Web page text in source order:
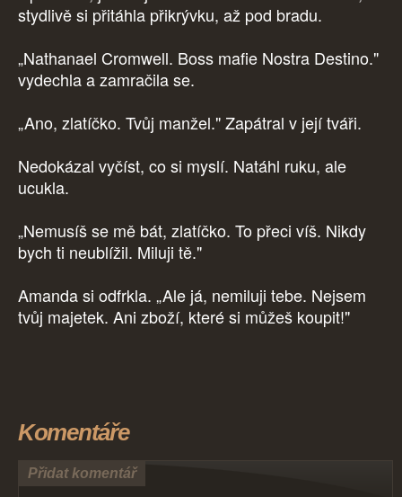
stydlivě si přitáhla přikrývku, až pod bradu.
„Nathanael Cromwell. Boss mafie Nostra Destino."
vydechla a zamračila se.
„Ano, zlatíčko. Tvůj manžel." Zapátral v její tváři.
Nedokázal vyčíst, co si myslí. Natáhl ruku, ale
ucukla.
„Nemusíš se mě bát, zlatíčko. To přeci víš. Nikdy
bych ti neublížil. Miluji tě."
Amanda si odfrkla. „Ale já, nemiluji tebe. Nejsem
tvůj majetek. Ani zboží, které si můžeš koupit!"
Komentáře
Přidat komentář